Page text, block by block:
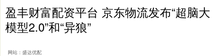
盈丰财富配资平台 京东物流发布“超脑大
模型2.0”和“异狼”
网站：盛达优配